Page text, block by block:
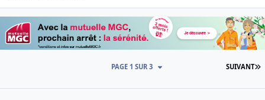
SUIVANT
PAGE 1 SUR 3